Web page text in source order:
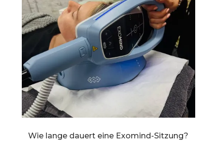
Wie lange dauert eine Exomind-Sitzung?